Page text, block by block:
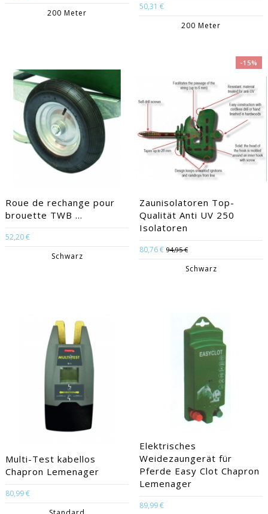
200 Meter
50,31 €
200 Meter
Roue de rechange pour
brouette TWB ...
52,20 €
Schwarz
-15%
Zaunisolatoren Top-
Qualität Anti UV 250
Isolatoren
80,76 € 94,95 €
Schwarz
Multi-Test kabellos
Chapron Lemenager
80,99 €
Elektrisches
Weidezaungerät für
Pferde Easy Clot Chapron
Lemenager
89,99 €